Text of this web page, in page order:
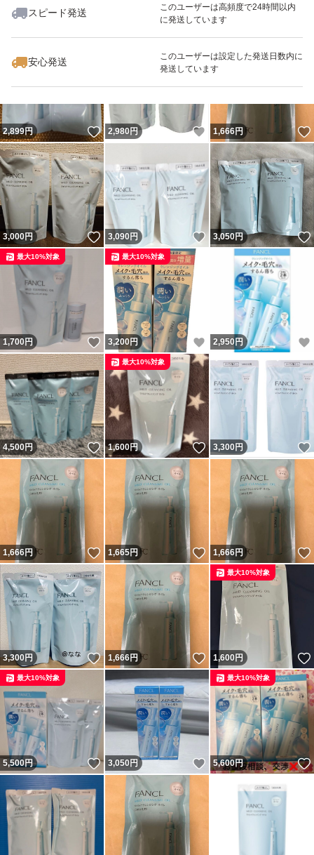
スピード発送
このユーザーは高頻度で24時間以内
に発送しています
安心発送
このユーザーは設定した発送日数内に
発送しています
いいね！
3,000
2,899円 いいね！
2,980円 いいね！
1,666円
3,000円 いいね！
3,090円 いいね！
3,050円
1,700円 いいね！
最大10%対象
3,200円 いいね！
最大10%対象
2,950円
4,500円 いいね！
1,600円 いいね！
最大10%対象
3,300円
1,666円 いいね！
1,665円 いいね！
1,666円
3,300円 いいね！
1,666円 いいね！
1,600円
最大10%対象
5,500円 いいね！
最大10%対象
3,050円 いいね！
5,600円
最大10%対象